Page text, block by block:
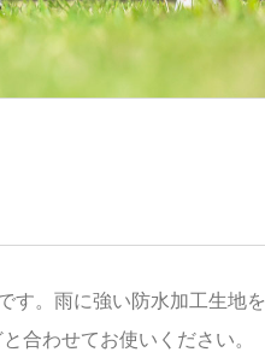
す。雨に強い防水加工生地を
合わせてお使いください。